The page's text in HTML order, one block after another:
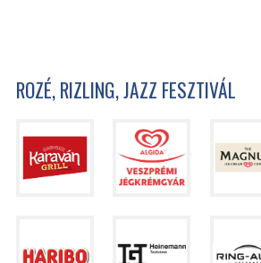
ROZÉ, RIZLING, JAZZ FESZTIVÁL